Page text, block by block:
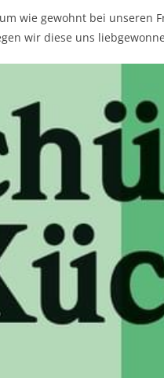
wie gewohnt bei unseren
wir diese uns